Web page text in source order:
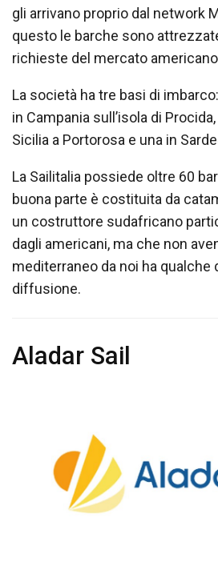
gli arrivano proprio dal network
questo le barche sono
richieste del mercato
La società ha tre basi di
in Campania sull’isola di
Sicilia a Portorosa e una in
La Sailitalia possiede oltre 60
buona parte è costituita da
un costruttore sudafricano
dagli americani, ma che non
mediterraneo da noi ha qualche
diffusione.
Aladar Sail